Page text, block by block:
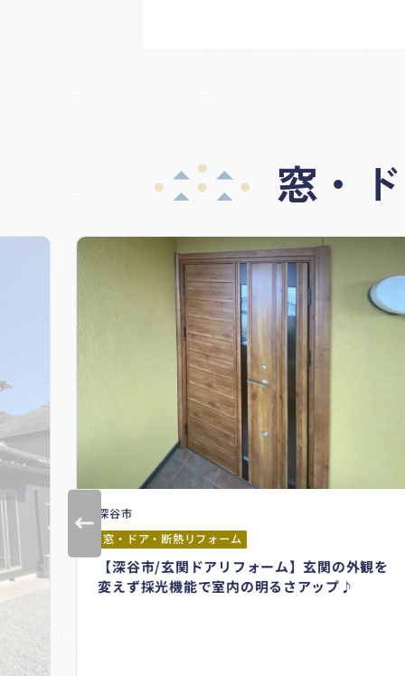
窓・
深谷市
窓・ドア・断熱リフォーム
【深谷市/玄関ドアリフォーム】玄関の外観を
変えず採光機能で室内の明るさアップ♪